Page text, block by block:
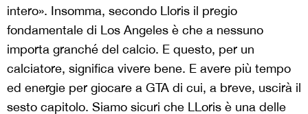
intero». Insomma, secondo Lloris il pregio
fondamentale di Los Angeles è che a nessuno
importa granché del calcio. E questo, per un
calciatore, significa vivere bene. E avere più tempo
ed energie per giocare a GTA di cui, a breve, uscirà il
sesto capitolo. Siamo sicuri che LLoris è una delle